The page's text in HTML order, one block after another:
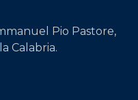
Pio Pastore,
Calabria.